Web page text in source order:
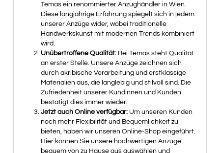
Temas ein renommierter Anzughändler in Wien.
Diese langjährige Erfahrung spiegelt sich in jedem
unserer Anzüge wider, wobei traditionelle
Handwerkskunst mit modernen Trends kombiniert
wird.
Unübertroffene Qualität:Bei Temas steht Qualität
an erster Stelle. Unsere Anzüge zeichnen sich
durch akribische Verarbeitung und erstklassige
Materialien aus, die langlebig und stilvoll sind. Die
Zufriedenheit unserer Kundinnen und Kunden
bestätigt dies immer wieder.
Jetzt auch Online verfügbar:Um unseren Kunden
noch mehr Flexibilität und Bequemlichkeit zu
bieten, haben wir unseren Online-Shop eingeführt.
Hier können Sie unsere hochwertigen Anzüge
bequem von zu Hause aus auswählen und